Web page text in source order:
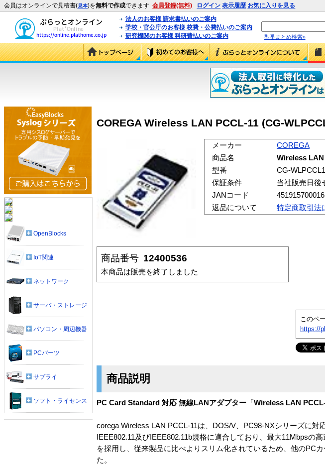
会員はオンラインで見積書(見本)を無料で作成できます 会員登録(無料) ログイン 表示履歴 お気に入りを見る
法人のお客様 請求書払いのご案内
学校・官公庁のお客様 校費・公費払いのご案内
研究機関のお客様 科研費払いのご案内
型番まとめ検索»
COREGA Wireless LAN PCCL-11 (CG-
メーカー
COREGA
商品名
Wireless LAN
型番
CG-
保証条件
当社販売日後
JANコード
返品について
特定商取引法
商品番号 12400536
本商品は販売を終了しました
このペ
https://
商品説明
PC Card Standard 対応 無線LANアダプター「Wireless LAN PCCL-
corega Wireless LAN PCCL-11は、DOS/V、PC98-NXシリーズに対
IEEE802.11及びIEEE802.11b規格に適合しており、最大11Mbpsの
を採用し、従来製品に比べよりスリム化されているため、他のPC
た。
OpenBlocks
IoT関連
ネットワーク
サーバ・ストレージ
パソコン・周辺機器
PCパーツ
サプライ
ソフト・ライセンス